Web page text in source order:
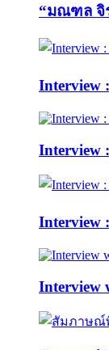
“มณฑล จิ
Interview
Interview
Interview
Interview